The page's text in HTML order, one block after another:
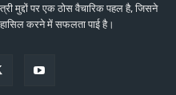
मुद्दों पर एक ठोस वैचारिक पहल है, जिसने
करने में सफलता पाई है।